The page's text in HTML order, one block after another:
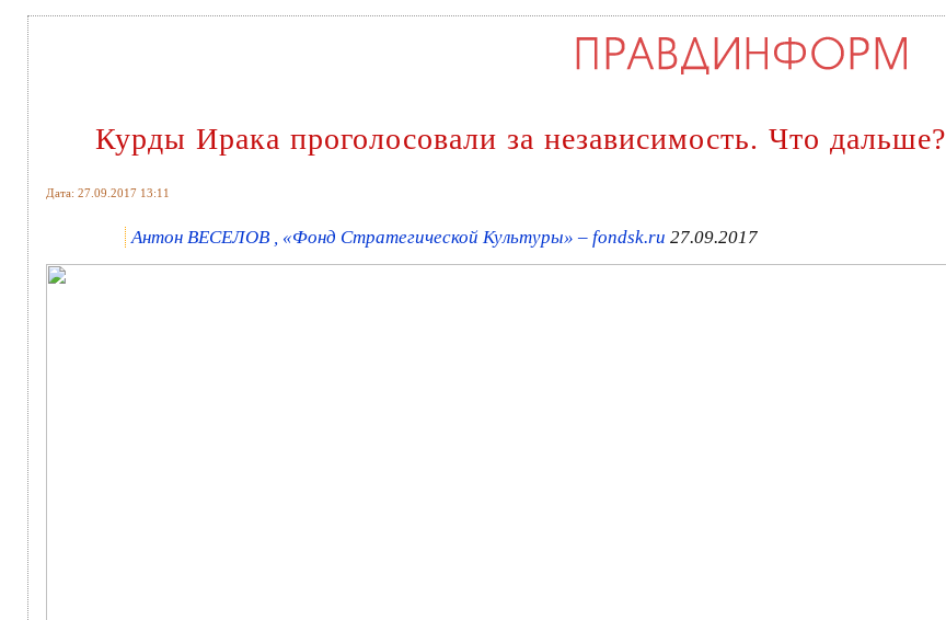
Курды Ирака проголосовали за независимость. Что дальше?
Дата: 27.09.2017 13:11
Антон ВЕСЕЛОВ , «Фонд Стратегической Культуры» – fondsk.ru 27.09.2017